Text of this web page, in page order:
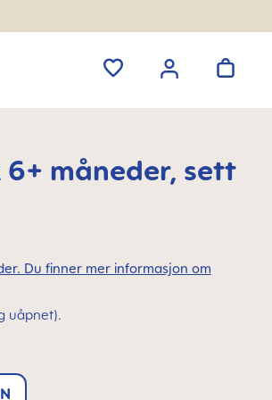
måneder, sett
Du finner mer informasjon om
uåpnet).